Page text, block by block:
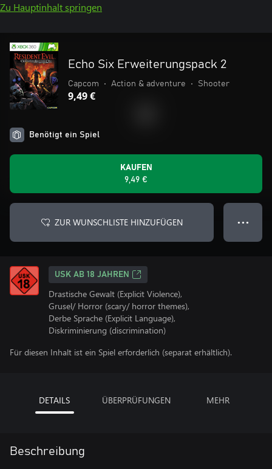
Zu Hauptinhalt springen
Echo Six Erweiterungspack 2
Capcom • Action & adventure • Shooter
9,49 €
Benötigt ein Spiel
KAUFEN
9,49 €
ZUR WUNSCHLISTE HINZUFÜGEN ● ● ●
USK AB 18 JAHREN
Drastische Gewalt (Explicit Violence),
Grusel/ Horror (scary/ horror themes),
Derbe Sprache (Explicit Language),
Diskriminierung (discrimination)
Für diesen Inhalt ist ein Spiel erforderlich (separat erhältlich).
DETAILS ÜBERPRÜFUNGEN MEHR
Beschreibung